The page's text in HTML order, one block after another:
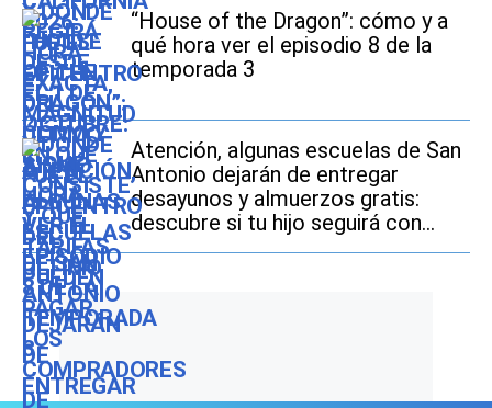
“House of the Dragon”: cómo y a
qué hora ver el episodio 8 de la
temporada 3
Atención, algunas escuelas de San
Antonio dejarán de entregar
desayunos y almuerzos gratis:
descubre si tu hijo seguirá con
este beneficio durante el ciclo